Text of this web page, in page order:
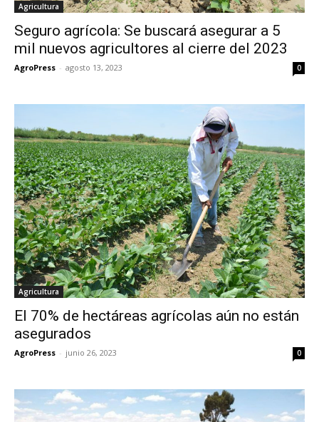
Agricultura
Seguro agrícola: Se buscará asegurar a 5
mil nuevos agricultores al cierre del 2023
AgroPress - agosto 13, 2023 0
Agricultura
El 70% de hectáreas agrícolas aún no están
asegurados
AgroPress - junio 26, 2023 0